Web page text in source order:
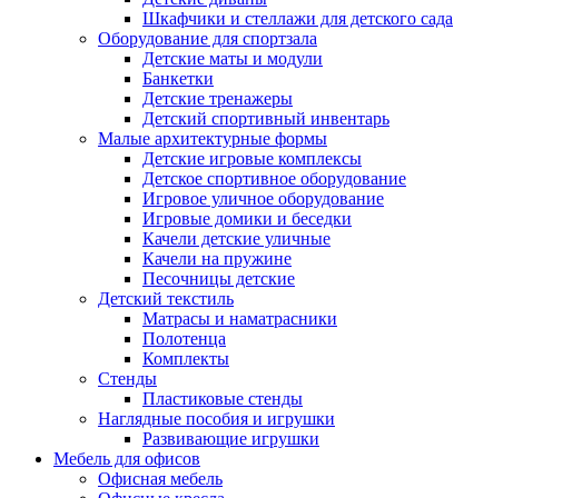
Шкафчики и стеллажи для детского сада
Оборудование для спортзала
Детские маты и модули
Банкетки
Детские тренажеры
Детский спортивный инвентарь
Малые архитектурные формы
Детские игровые комплексы
Детское спортивное оборудование
Игровое уличное оборудование
Игровые домики и беседки
Качели детские уличные
Качели на пружине
Песочницы детские
Детский текстиль
Матрасы и наматрасники
Полотенца
Комплекты
Стенды
Пластиковые стенды
Наглядные пособия и игрушки
Развивающие игрушки
Мебель для офисов
Офисная мебель